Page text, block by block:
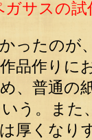
ガサスの試
ったのが
品作りに
、普通の
う。また
厚くな